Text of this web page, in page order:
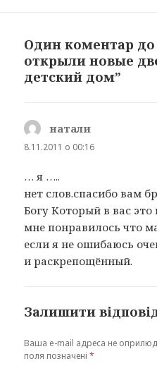
Один коментар
открыли новые
детский дом”
натали
8.11.2011 о 00:16
… я …..
нет слов.спасибо вам
Богу Который в вас это
мне понравилось что
если я не ошибаюсь
и раскрепощённый.
Залишити
Ваша e-mail адреса не
поля позначені*